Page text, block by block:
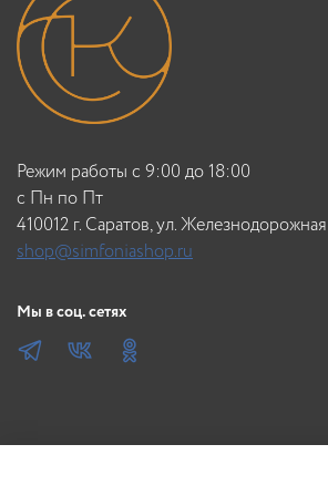
Режим работы с 9:00 до 18:00
c Пн по Пт
410012 г. Саратов, ул.
shop@simfoniashop.ru
Мы в соц. сетях